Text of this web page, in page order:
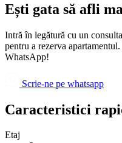
Ești gata să afli
Intră în legătură cu un
pentru a rezerva
WhatsApp!
Scrie-ne pe whatsapp
Caracteristici
Etaj